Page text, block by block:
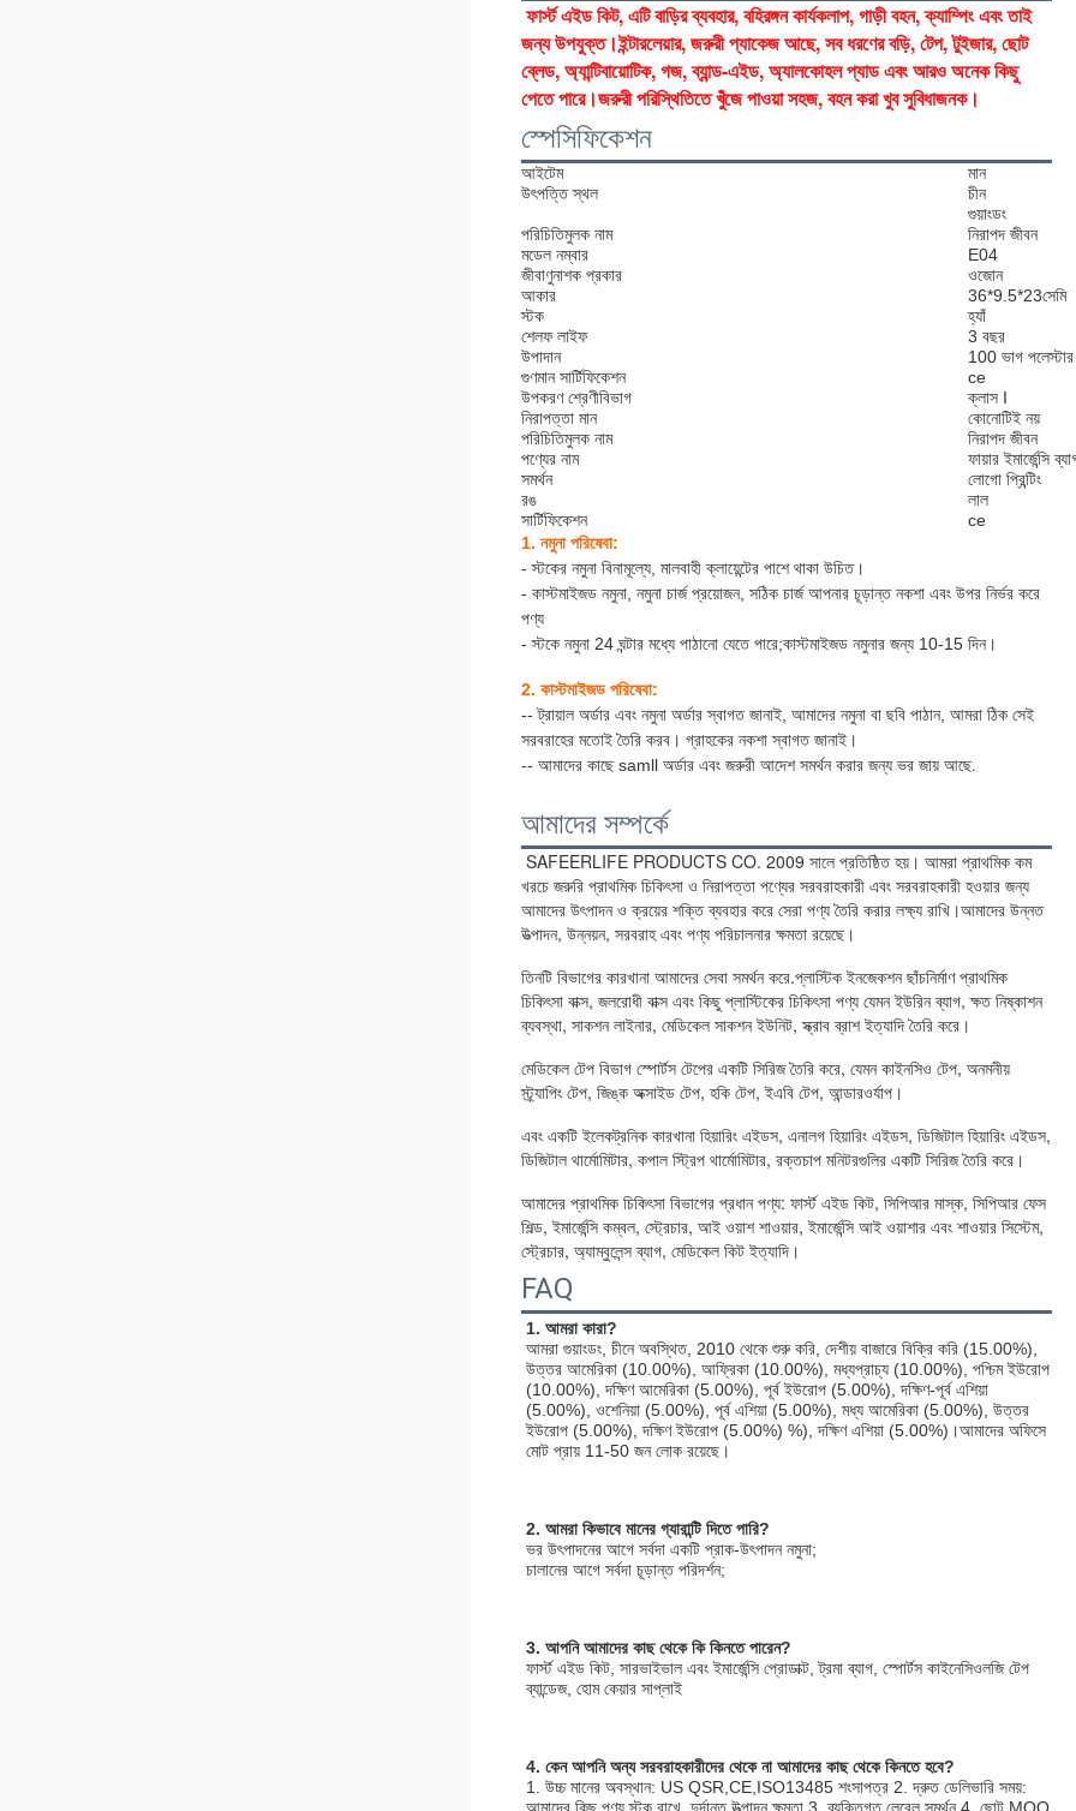
ফার্স্ট এইড কিট, এটি বাড়ির ব্যবহার, বহিরঙ্গন কার্যকলাপ, গাড়ী বহন, ক্যাম্পিং এবং তাই
জন্য উপযুক্ত।ইন্টারলেয়ার, জরুরী প্যাকেজ আছে, সব ধরণের বড়ি, টেপ, টুইজার, ছোট
ব্লেড, অ্যান্টিবায়োটিক, গজ, ব্যান্ড-এইড, অ্যালকোহল প্যাড এবং আরও অনেক কিছু
পেতে পারে।জরুরী পরিস্থিতিতে খুঁজে পাওয়া সহজ, বহন করা খুব সুবিধাজনক।
স্পেসিফিকেশন
আইটেম
মান
উৎপত্তি স্থল
চীন
গুয়াংডং
পরিচিতিমুলক নাম
নিরাপদ জীবন
মডেল নম্বার
E04
জীবাণুনাশক প্রকার
ওজোন
আকার
36*9.5*23সেমি
স্টক
হ্যাঁ
শেলফ লাইফ
3 বছর
উপাদান
100 ভাগ পলেস্টার
গুণমান সার্টিফিকেশন
ce
উপকরণ শ্রেণীবিভাগ
ক্লাস I
নিরাপত্তা মান
কোনোটিই নয়
পরিচিতিমুলক নাম
নিরাপদ জীবন
পণ্যের নাম
ফায়ার ইমার্জেন্সি
সমর্থন
লোগো প্রিন্টিং
রঙ
লাল
সার্টিফিকেশন
ce
1. নমুনা পরিষেবা:
- স্টকের নমুনা বিনামূল্যে, মালবাহী ক্লায়েন্টের পাশে থাকা উচিত।
- কাস্টমাইজড নমুনা, নমুনা চার্জ প্রয়োজন, সঠিক চার্জ আপনার চূড়ান্ত নকশা এবং উপর নির্ভর করে
পণ্য
- স্টকে নমুনা 24 ঘন্টার মধ্যে পাঠানো যেতে পারে;কাস্টমাইজড নমুনার জন্য 10-15 দিন।
2. কাস্টমাইজড পরিষেবা:
-- ট্রায়াল অর্ডার এবং নমুনা অর্ডার স্বাগত জানাই, আমাদের নমুনা বা ছবি পাঠান, আমরা ঠিক সেই
সরবরাহের মতোই তৈরি করব। গ্রাহকের নকশা স্বাগত জানাই।
-- আমাদের কাছে samll অর্ডার এবং জরুরী আদেশ সমর্থন করার জন্য ভর জায় আছে.
আমাদের সম্পর্কে
SAFEERLIFE PRODUCTS CO. 2009 সালে প্রতিষ্ঠিত হয়। আমরা প্রাথমিক কম
খরচে জরুরি প্রাথমিক চিকিৎসা ও নিরাপত্তা পণ্যের সরবরাহকারী এবং সরবরাহকারী হওয়ার জন্য
আমাদের উৎপাদন ও ক্রয়ের শক্তি ব্যবহার করে সেরা পণ্য তৈরি করার লক্ষ্য রাখি।আমাদের উন্নত
উত্পাদন, উন্নয়ন, সরবরাহ এবং পণ্য পরিচালনার ক্ষমতা রয়েছে।
তিনটি বিভাগের কারখানা আমাদের সেবা সমর্থন করে.প্লাস্টিক ইনজেকশন ছাঁচনির্মাণ প্রাথমিক
চিকিৎসা বাক্স, জলরোধী বাক্স এবং কিছু প্লাস্টিকের চিকিৎসা পণ্য যেমন ইউরিন ব্যাগ, ক্ষত নিষ্কাশন
ব্যবস্থা, সাকশন লাইনার, মেডিকেল সাকশন ইউনিট, স্ক্রাব ব্রাশ ইত্যাদি তৈরি করে।
মেডিকেল টেপ বিভাগ স্পোর্টস টেপের একটি সিরিজ তৈরি করে, যেমন কাইনসিও টেপ, অনমনীয়
স্ট্র্যাপিং টেপ, জিঙ্ক অক্সাইড টেপ, হকি টেপ, ইএবি টেপ, আন্ডারওর্যাপ।
এবং একটি ইলেকট্রনিক কারখানা হিয়ারিং এইডস, এনালগ হিয়ারিং এইডস, ডিজিটাল হিয়ারিং এইডস,
ডিজিটাল থার্মোমিটার, কপাল স্ট্রিপ থার্মোমিটার, রক্তচাপ মনিটরগুলির একটি সিরিজ তৈরি করে।
আমাদের প্রাথমিক চিকিৎসা বিভাগের প্রধান পণ্য: ফার্স্ট এইড কিট, সিপিআর মাস্ক, সিপিআর ফেস
শিল্ড, ইমার্জেন্সি কম্বল, স্ট্রেচার, আই ওয়াশ শাওয়ার, ইমার্জেন্সি আই ওয়াশার এবং শাওয়ার সিস্টেম,
স্ট্রেচার, অ্যাম্বুলেন্স ব্যাগ, মেডিকেল কিট ইত্যাদি।
FAQ
1. আমরা কারা?
আমরা গুয়াংডং, চীনে অবস্থিত, 2010 থেকে শুরু করি, দেশীয় বাজারে বিক্রি করি (15.00%),
উত্তর আমেরিকা (10.00%), আফ্রিকা (10.00%), মধ্যপ্রাচ্য (10.00%), পশ্চিম ইউরোপ
(10.00%), দক্ষিণ আমেরিকা (5.00%), পূর্ব ইউরোপ (5.00%), দক্ষিণ-পূর্ব এশিয়া
(5.00%), ওশেনিয়া (5.00%), পূর্ব এশিয়া (5.00%), মধ্য আমেরিকা (5.00%), উত্তর
ইউরোপ (5.00%), দক্ষিণ ইউরোপ (5.00%) %), দক্ষিণ এশিয়া (5.00%)।আমাদের অফিসে
মোট প্রায় 11-50 জন লোক রয়েছে।
2. আমরা কিভাবে মানের গ্যারান্টি দিতে পারি?
ভর উৎপাদনের আগে সর্বদা একটি প্রাক-উৎপাদন নমুনা;
চালানের আগে সর্বদা চূড়ান্ত পরিদর্শন;
3. আপনি আমাদের কাছ থেকে কি কিনতে পারেন?
ফার্স্ট এইড কিট, সারভাইভাল এবং ইমার্জেন্সি প্রোডাক্ট, ট্রমা ব্যাগ, স্পোর্টস কাইনেসিওলজি টেপ
ব্যান্ডেজ, হোম কেয়ার সাপ্লাই
4. কেন আপনি অন্য সরবরাহকারীদের থেকে না আমাদের কাছ থেকে কিনতে হবে?
1. উচ্চ মানের অবস্থান: US QSR,CE,ISO13485 শংসাপত্র 2. দ্রুত ডেলিভারি সময়: